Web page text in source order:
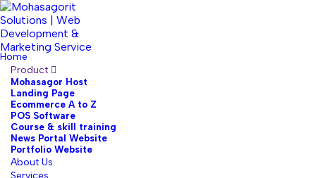
Home
Product
Mohasagor Host
Landing Page
Ecommerce A to Z
POS Software
Course & skill training
News Portal Website
Portfolio Website
About Us
Services